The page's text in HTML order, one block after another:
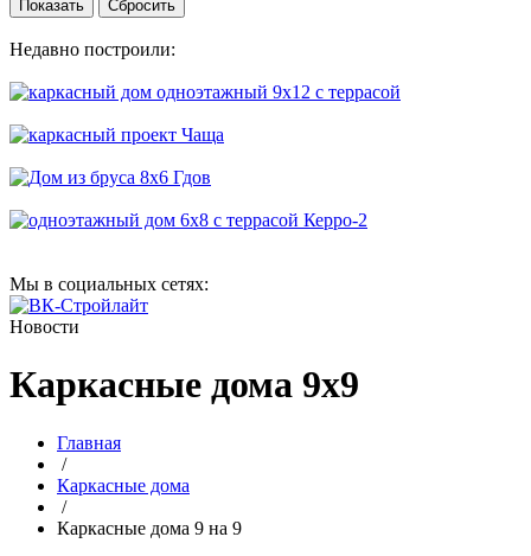
Недавно построили:
Мы в социальных сетях:
Новости
Каркасные дома 9х9
Главная
/
Каркасные дома
/
Каркасные дома 9 на 9